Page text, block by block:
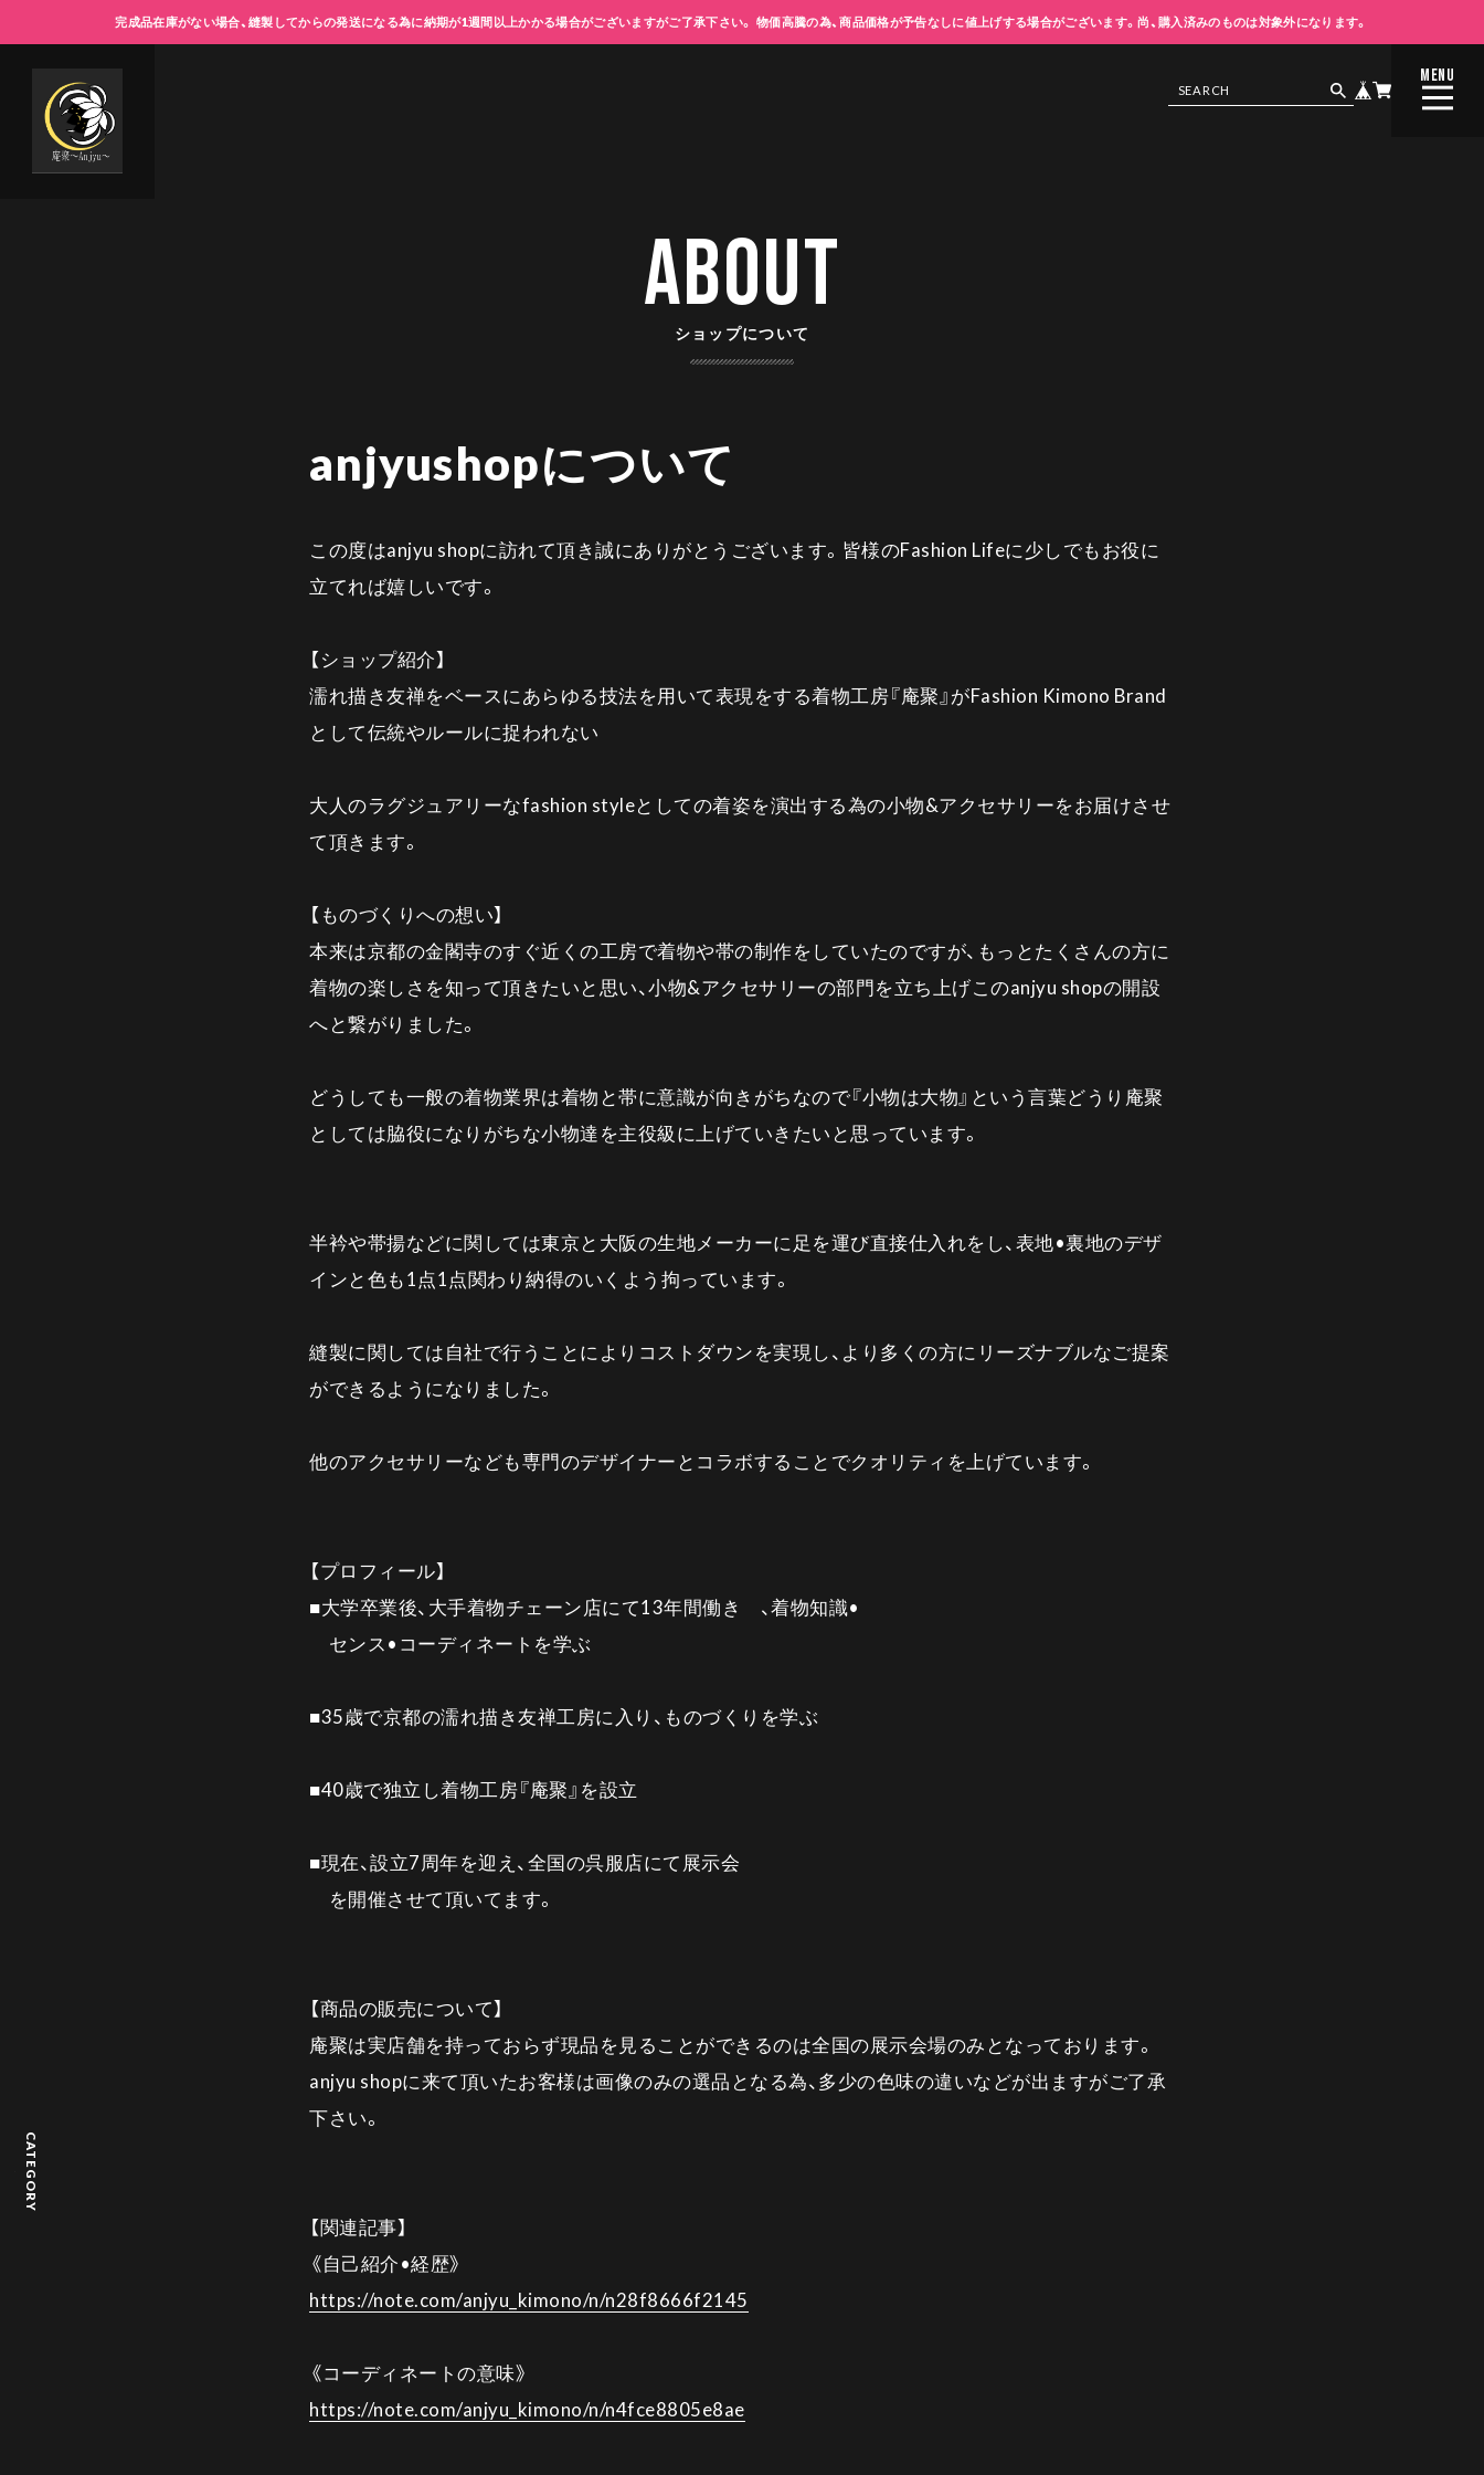
完成品在庫がない場合、縫製してからの発送になる為に納期が1週間以上かかる場合がございますがご了承下さい。 物価高騰の為、商品価格が予告なしに値上げする場合がございます。尚、購入済みのものは対象外になります。
MENU
CLOSE
CATEGORY
ABOUT
ショップについて
anjyushopについて
この度はanjyu shopに訪れて頂き誠にありがとうございます。皆様のFashion Lifeに少しでもお役に
立てれば嬉しいです。
【ショップ紹介】
濡れ描き友禅をベースにあらゆる技法を用いて表現をする着物工房『庵聚』がFashion Kimono Brand
として伝統やルールに捉われない
大人のラグジュアリーなfashion styleとしての着姿を演出する為の小物&アクセサリーをお届けさせ
て頂きます。
【ものづくりへの想い】
本来は京都の金閣寺のすぐ近くの工房で着物や帯の制作をしていたのですが、もっとたくさんの方に
着物の楽しさを知って頂きたいと思い、小物&アクセサリーの部門を立ち上げこのanjyu shopの開設
へと繋がりました。
どうしても一般の着物業界は着物と帯に意識が向きがちなので『小物は大物』という言葉どうり庵聚
としては脇役になりがちな小物達を主役級に上げていきたいと思っています。
半衿や帯揚などに関しては東京と大阪の生地メーカーに足を運び直接仕入れをし、表地•裏地のデザ
インと色も1点1点関わり納得のいくよう拘っています。
縫製に関しては自社で行うことによりコストダウンを実現し、より多くの方にリーズナブルなご提案
ができるようになりました。
他のアクセサリーなども専門のデザイナーとコラボすることでクオリティを上げています。
【プロフィール】
■大学卒業後、大手着物チェーン店にて13年間働き 、着物知識•
センス•コーディネートを学ぶ
■35歳で京都の濡れ描き友禅工房に入り、ものづくりを学ぶ
■40歳で独立し着物工房『庵聚』を設立
■現在、設立7周年を迎え、全国の呉服店にて展示会
を開催させて頂いてます。
【商品の販売について】
庵聚は実店舗を持っておらず現品を見ることができるのは全国の展示会場のみとなっております。
anjyu shopに来て頂いたお客様は画像のみの選品となる為、多少の色味の違いなどが出ますがご了承
下さい。
【関連記事】
《自己紹介•経歴》
https://note.com/anjyu_kimono/n/n28f8666f2145
《コーディネートの意味》
https://note.com/anjyu_kimono/n/n4fce8805e8ae